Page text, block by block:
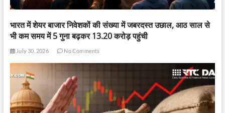
भारत में शेयर बाजार निवेशकों की संख्या में जबरदस्त उछाल, आठ साल से
भी कम समय में 5 गुना बढ़कर 13.20 करोड़ पहुंची
July 30, 2026 No Comments